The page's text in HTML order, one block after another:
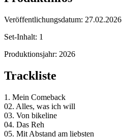
Veröffentlichungsdatum: 27.02.2026
Set-Inhalt: 1
Produktionsjahr: 2026
Trackliste
1. Mein Comeback
02. Alles, was ich will
03. Von bikeline
04. Das Reh
05. Mit Abstand am liebsten